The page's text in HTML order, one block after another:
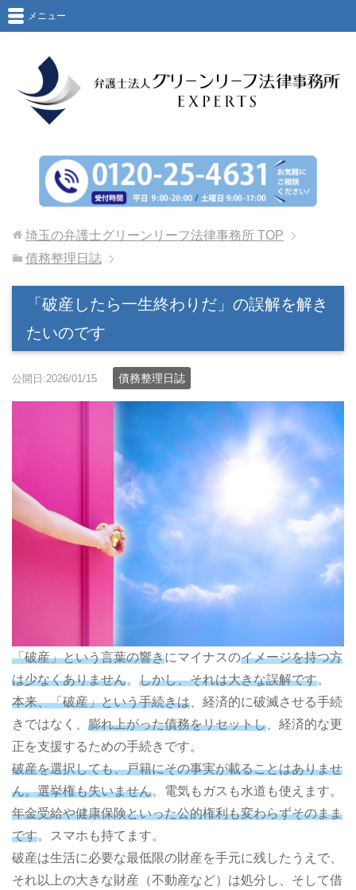
メニュー
埼玉の弁護士グリーンリーフ法律事務所 TOP
債務整理日誌
「破産したら一生終わりだ」の誤解を解き
たいのです
公開日:2026/01/15 債務整理日誌
「破産」という言葉の響きにマイナスのイメージを持つ方
は少なくありません。 しかし、それは大きな誤解です。
本来、「破産」という手続きは 、経済的に破滅させる手続
きではなく、 膨れ上がった債務をリセットし 、経済的な更
正を支援するための手続きです。
破産を選択しても、戸籍にその事実が載ることはありませ
ん。選挙権も失いません。電気もガスも水道も使えます。
年金受給や健康保険といった公的権利も変わらずそのまま
です。スマホも持てます。
破産は生活に必要な最低限の財産を手元に残したうえで、
それ以上の大きな財産（不動産など）は処分し、そして借